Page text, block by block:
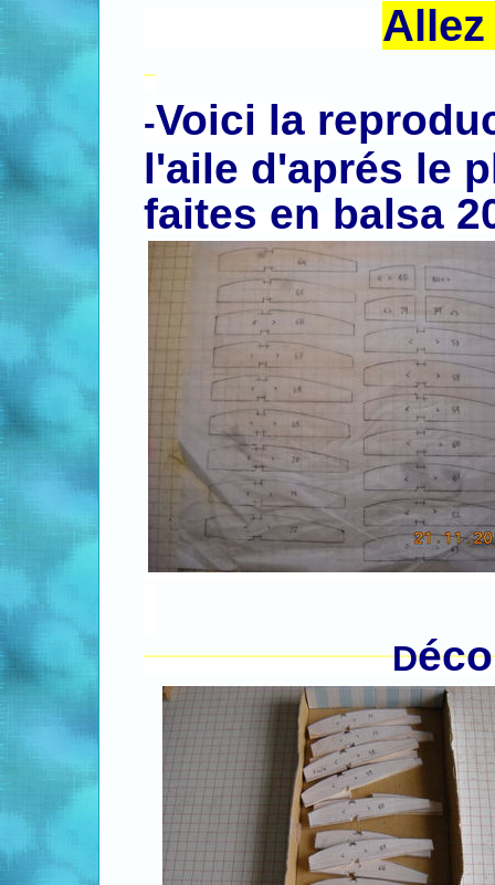
.
-Voici la r
l'aile d'aprés le
faites en balsa
D